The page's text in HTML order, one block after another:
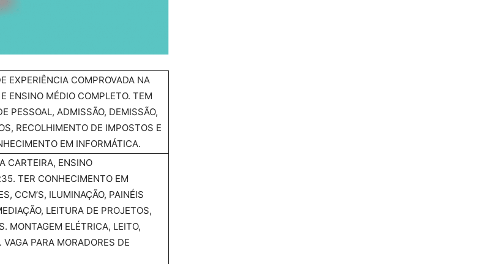
EXPERIÊNCIA COMPROVADA NA
ENSINO MÉDIO COMPLETO. TEM
PESSOAL, ADMISSÃO, DEMISSÃO,
RECOLHIMENTO DE IMPOSTOS E
EM INFORMÁTICA.
CARTEIRA, ENSINO
TER CONHECIMENTO EM
CCM’S, ILUMINAÇÃO, PAINÉIS
LEITURA DE PROJETOS,
MONTAGEM ELÉTRICA, LEITO,
PARA MORADORES DE